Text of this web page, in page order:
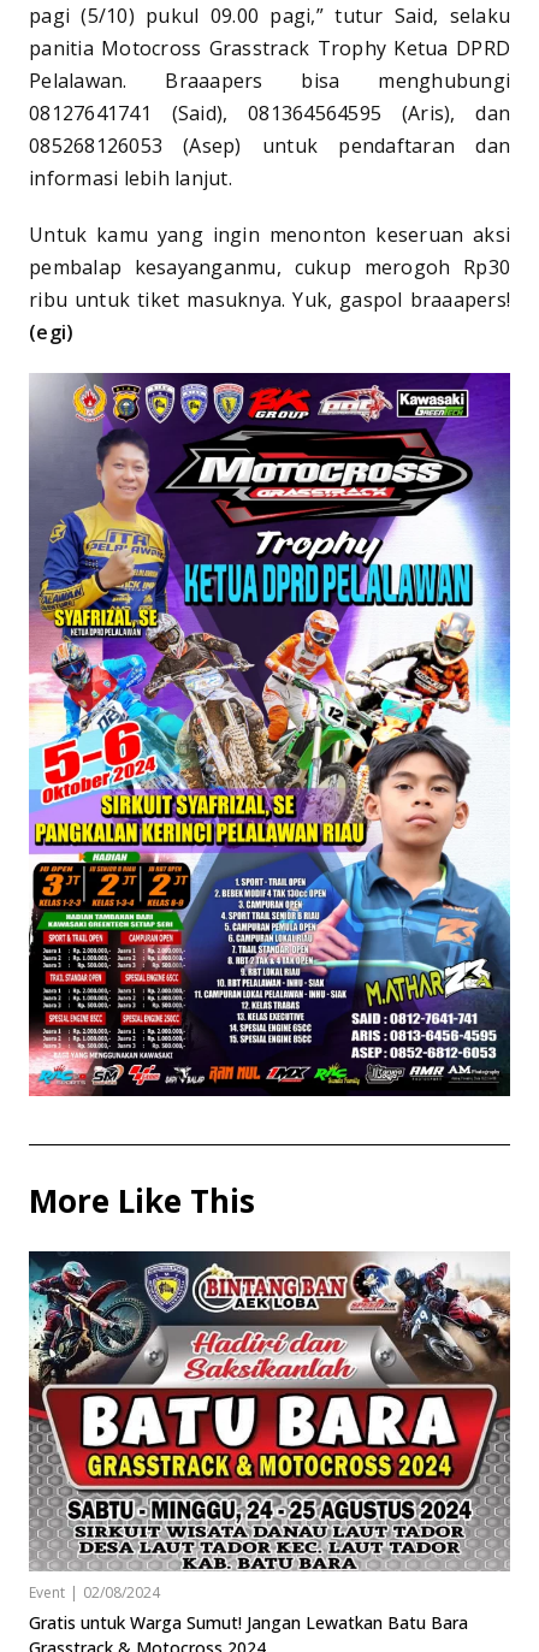
pagi (5/10) pukul 09.00 pagi,” tutur Said, selaku
panitia Motocross Grasstrack Trophy Ketua DPRD
Pelalawan. Braaapers bisa menghubungi
08127641741 (Said), 081364564595 (Aris), dan
085268126053 (Asep) untuk pendaftaran dan
informasi lebih lanjut.
Untuk kamu yang ingin menonton keseruan aksi
pembalap kesayanganmu, cukup merogoh Rp30
ribu untuk tiket masuknya. Yuk, gaspol braaapers!
(egi)
More Like This
Event | 02/08/2024
Gratis untuk Warga Sumut! Jangan Lewatkan Batu Bara